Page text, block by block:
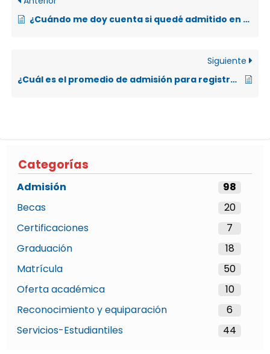
Categorías
Admisión
98
Becas
20
Certificaciones
7
Graduación
18
Matrícula
50
Oferta académica
10
Reconocimiento y equiparación
6
Servicios-Estudiantiles
44
¿Cuándo me doy cuenta si quedé admitido en una carrera?
Siguiente
¿Cuál es el promedio de admisión para registrar el título de Bachiller en Educación Media en la UNA?